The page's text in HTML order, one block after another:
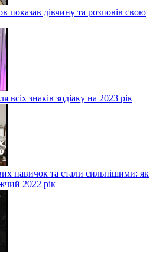
показав дівчину та розповів свою
всіх знаків зодіаку на 2023 рік
навичок та стали сильнішими: як
2022 рік